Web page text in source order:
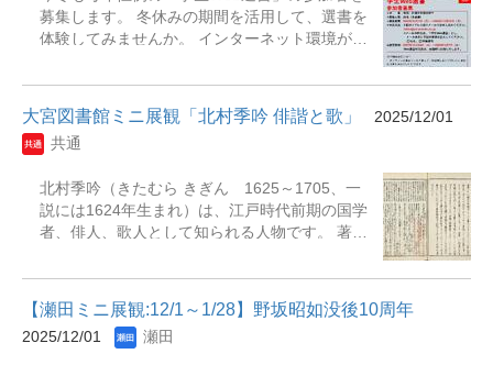
図を通して、リアルに表現されています。 今の
ような動画や画像が無かった江戸時代には、こ
できたのではないでしょうか。 当時の人々が、
妖怪を目にする姿を想像してご覧いただければ
と思います。 展示期間：2025年12月1日（月）
～12月26日（金）予定 展示場所：黎明館1階
募集します。 冬休みの期間を活用して、選書を
体験してみませんか。 インターネット環境があ
ます。 皆さんの読書への意向を図書館に反映す
ることができる絶好の機会です。 ふるってご参
加ください。 （既に図書館に所蔵されている資
料は選書できませんのでご注意ください） 記
20名 （先着順） 〇募集期間 2025年
12月1日（月）～2025年12月22日（月） 〇申込
方法 下記のアドレス宛にメールでお申し込
ールの件名は、「学生Web選書」とし、 ◇メー
ル本文に下記の事項を記入。 ①氏名
②学籍番号 ◎選書期間 2025年12
月24日（水）～2026年1月7日（水）
大宮図書館ミニ展観「北村季吟 俳諧と歌」
2025/12/01
共通
北村季吟（きたむら きぎん 1625～1705、一
説には1624年生まれ）は、江戸時代前期の国学
者、俳人、歌人として知られる人物です。 著書
ぎ)』や数多くの和歌が引用されている『源氏物
語』について、 注釈を施した『源氏物語湖月抄
(げんじものがたりこげつしょう)』などがあ
り、数多くの著書を世に送り出しました。 ま
【瀬田ミニ展観:12/1～1/28】野坂昭如没後10周年
2025/12/01 瀬田